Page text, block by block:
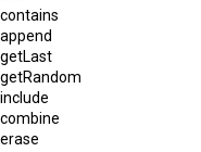
contains
append
getLast
getRandom
include
combine
erase